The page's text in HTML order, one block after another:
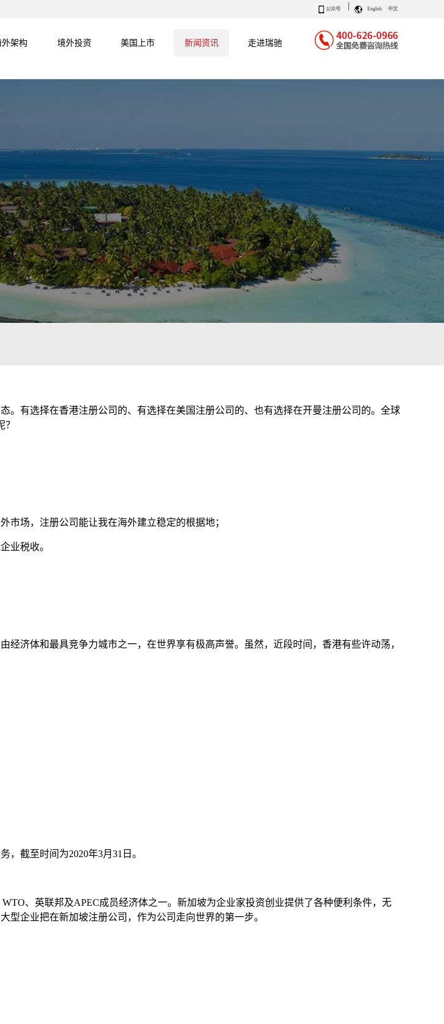
公众号 English 中文
外架构 境外投资 美国上市 新闻资讯 走进瑞驰
。有选择在香港注册公司的、有选择在美国注册公司的、也有选择在开曼注册公司的。全球
市场，注册公司能让我在海外建立稳定的根据地；
业税收。
济体和最具竞争力城市之一，在世界享有极高声誉。虽然，近段时间，香港有些许动荡，
截至时间为2020年3月31日。
、英联邦及APEC成员经济体之一。新加坡为企业家投资创业提供了各种便利条件，无
企业把在新加坡注册公司，作为公司走向世界的第一步。